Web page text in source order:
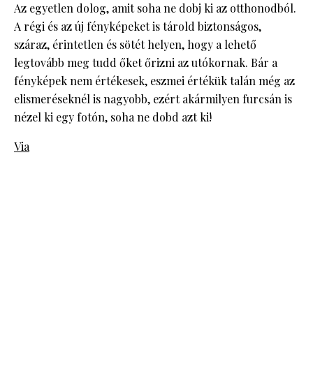
Az egyetlen dolog, amit soha ne dobj ki az otthonodból.
A régi és az új fényképeket is tárold biztonságos,
száraz, érintetlen és sötét helyen, hogy a lehető
legtovább meg tudd őket őrizni az utókornak. Bár a
fényképek nem értékesek, eszmei értékük talán még az
elismeréseknél is nagyobb, ezért akármilyen furcsán is
nézel ki egy fotón, soha ne dobd azt ki!
Via